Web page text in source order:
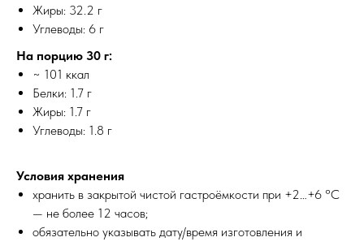
Жиры: 32.2 г
Углеводы: 6 г
На порцию 30 г:
~ 101 ккал
Белки: 1.7 г
Жиры: 1.7 г
Углеводы: 1.8 г
Условия хранения
хранить в закрытой чистой гастроёмкости при +2…+6 °C
— не более 12 часов;
обязательно указывать дату/время изготовления и